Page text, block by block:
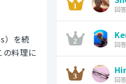
）を続
料理に
回
回
回